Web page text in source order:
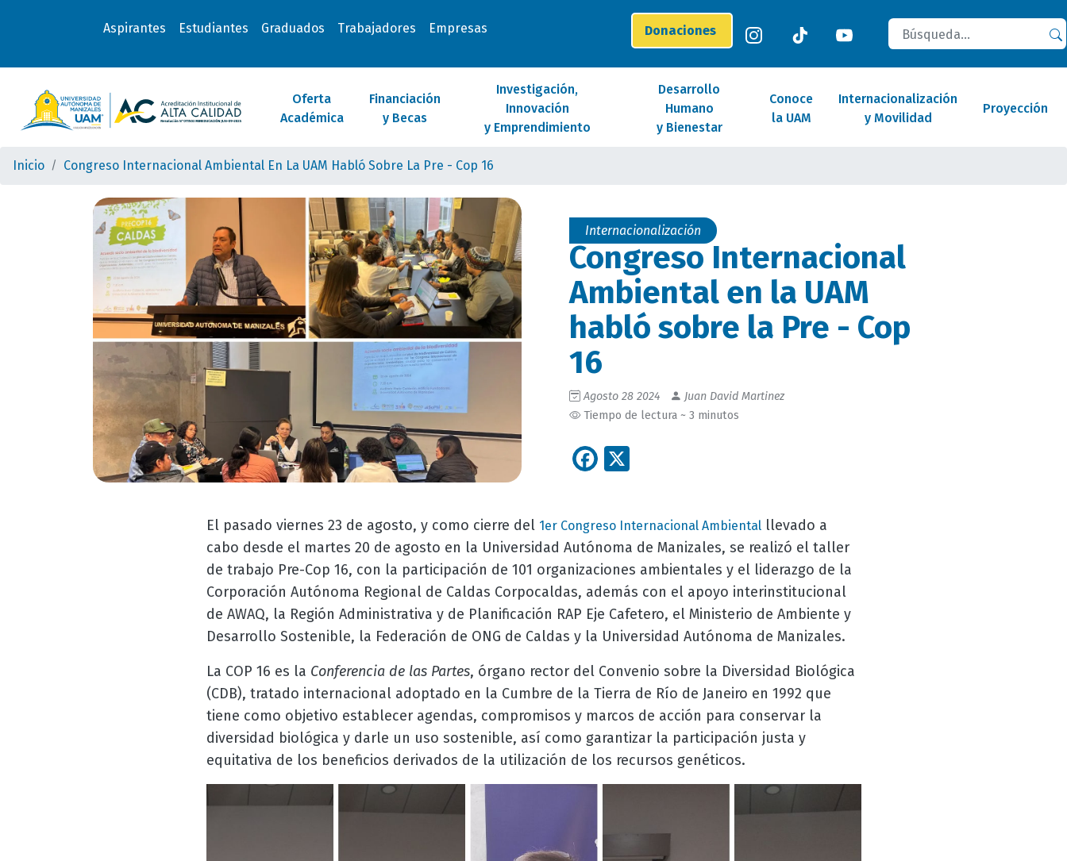
Aspirantes Estudiantes Graduados Trabajadores Empresas Donaciones
Buscar
Oferta
Académica
Financiación
y Becas
Investigación,
Innovación
y Emprendimiento
Desarrollo
Humano
y Bienestar
Conoce
la UAM
Internacionalización
y Movilidad
Proyección
Inicio Congreso Internacional Ambiental En La UAM Habló Sobre La Pre - Cop 16
Internacionalización
Congreso Internacional
Ambiental en la UAM
habló sobre la Pre - Cop
16
Agosto 28 2024
Juan David Martinez
Tiempo de lectura ~ 3 minutos
Facebook
El pasado viernes 23 de agosto, y como cierre del 1er Congreso Internacional Ambientalllevado a
cabo desde el martes 20 de agosto en la Universidad Autónoma de Manizales, se realizó el taller
de trabajo Pre-Cop 16, con la participación de 101 organizaciones ambientales y el liderazgo de la
Corporación Autónoma Regional de Caldas Corpocaldas, además con el apoyo interinstitucional
de AWAQ, la Región Administrativa y de Planificación RAP Eje Cafetero, el Ministerio de Ambiente y
Desarrollo Sostenible, la Federación de ONG de Caldas y la Universidad Autónoma de Manizales.
La COP 16 es la Conferencia de las Partes, órgano rector del Convenio sobre la Diversidad Biológica
(CDB), tratado internacional adoptado en la Cumbre de la Tierra de Río de Janeiro en 1992 que
tiene como objetivo establecer agendas, compromisos y marcos de acción para conservar la
diversidad biológica y darle un uso sostenible, así como garantizar la participación justa y
equitativa de los beneficios derivados de la utilización de los recursos genéticos.